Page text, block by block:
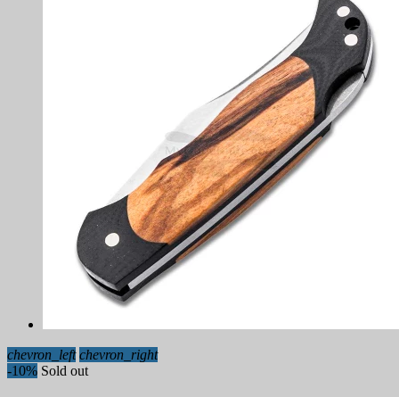
chevron_left chevron_right
-10% Sold out